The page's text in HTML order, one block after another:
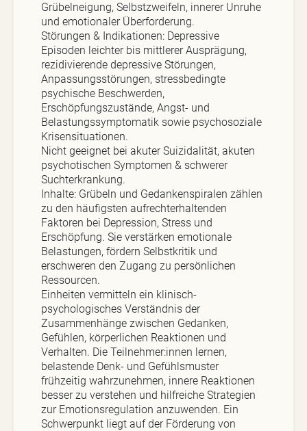
Grübelneigung, Selbstzweifeln, innerer Unruhe
und emotionaler Überforderung.
Störungen & Indikationen: Depressive
Episoden leichter bis mittlerer Ausprägung,
rezidivierende depressive Störungen,
Anpassungsstörungen, stressbedingte
psychische Beschwerden,
Erschöpfungszustände, Angst- und
Belastungssymptomatik sowie psychosoziale
Krisensituationen.
Nicht geeignet bei akuter Suizidalität, akuten
psychotischen Symptomen & schwerer
Suchterkrankung.
Inhalte: Grübeln und Gedankenspiralen zählen
zu den häufigsten aufrechterhaltenden
Faktoren bei Depression, Stress und
Erschöpfung. Sie verstärken emotionale
Belastungen, fördern Selbstkritik und
erschweren den Zugang zu persönlichen
Ressourcen.
Einheiten vermitteln ein klinisch-
psychologisches Verständnis der
Zusammenhänge zwischen Gedanken,
Gefühlen, körperlichen Reaktionen und
Verhalten. Die Teilnehmer:innen lernen,
belastende Denk- und Gefühlsmuster
frühzeitig wahrzunehmen, innere Reaktionen
besser zu verstehen und hilfreiche Strategien
zur Emotionsregulation anzuwenden. Ein
Schwerpunkt liegt auf der Förderung von